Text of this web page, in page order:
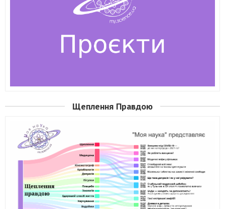
Щеплення Правдою